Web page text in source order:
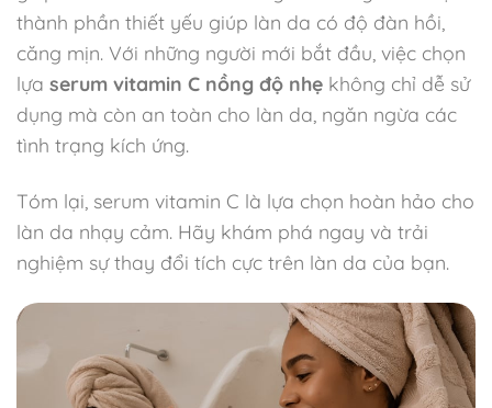
thành phần thiết yếu giúp làn da có độ đàn hồi,
căng mịn. Với những người mới bắt đầu, việc chọn
lựa serum vitamin C nồng độ nhẹ không chỉ dễ sử
dụng mà còn an toàn cho làn da, ngăn ngừa các
tình trạng kích ứng.
Tóm lại, serum vitamin C là lựa chọn hoàn hảo cho
làn da nhạy cảm. Hãy khám phá ngay và trải
nghiệm sự thay đổi tích cực trên làn da của bạn.